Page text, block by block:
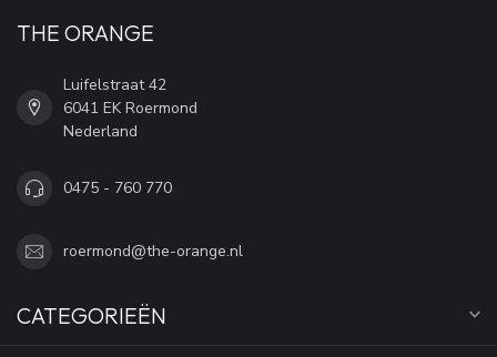
THE ORANGE
Luifelstraat 42
6041 EK Roermond
Nederland
0475 - 760 770
roermond@the-orange.nl
CATEGORIEËN